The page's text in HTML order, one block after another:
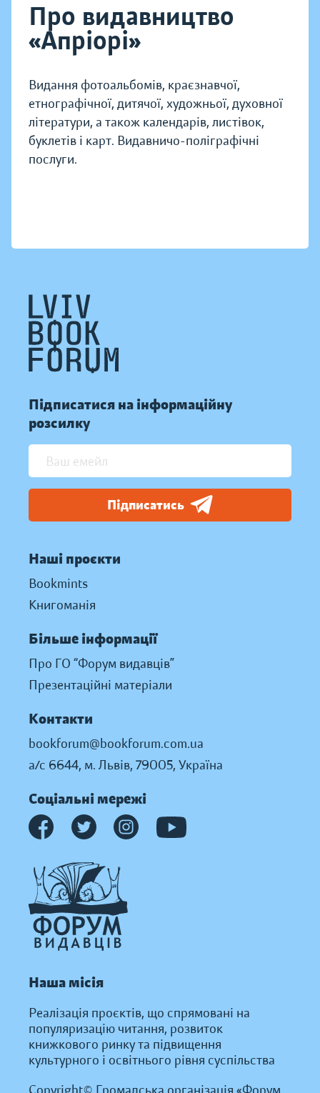
Про видавництво
«Апріорі»
Видання фотоальбомів, краєзнавчої,
етнографічної, дитячої, художньої, духовної
літератури, а також календарів, листівок,
буклетів і карт. Видавничо-поліграфічні
послуги.
Підписатися на інформаційну
розсилку
Підписатись
Наші проєкти
Bookmints
Книгоманія
Більше інформації
Про ГО “Форум видавців”
Презентаційні матеріали
Контакти
bookforum@bookforum.com.ua
а/с 6644, м. Львів, 79005, Україна
Соціальні мережі
Наша місія
Реалізація проєктів, що спрямовані на
популяризацію читання, розвиток
книжкового ринку та підвищення
культурного і освітнього рівня суспільства